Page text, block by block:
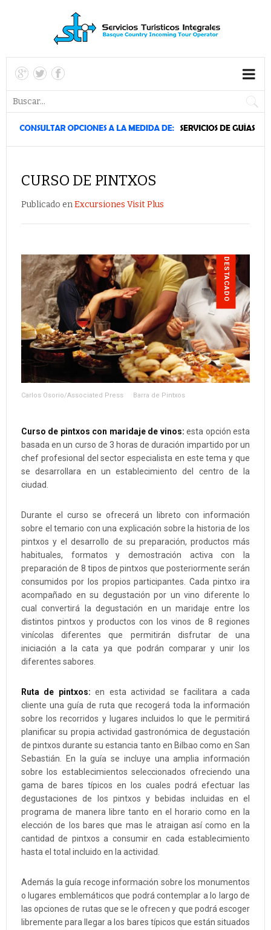
CURSO DE PINTXOS
Publicado enExcursiones Visit Plus
DESTACADO
Carlos Osorio/Associated Press Barra de Pintxos
Curso de pintxos con maridaje de vinos: esta opción esta
basada en un curso de 3 horas de duración impartido por un
chef profesional del sector especialista en este tema y que
se desarrollara en un establecimiento del centro de la
ciudad.
Durante el curso se ofrecerá un libreto con información
sobre el temario con una explicación sobre la historia de los
pintxos y el desarrollo de su preparación, productos más
habituales, formatos y demostración activa con la
preparación de 8 tipos de pintxos que posteriormente serán
consumidos por los propios participantes. Cada pintxo ira
acompañado en su degustación por un vino diferente lo
cual convertirá la degustación en un maridaje entre los
distintos pintxos y productos con los vinos de 8 regiones
vinícolas diferentes que permitirán disfrutar de una
iniciación a la cata ya que podrán comparar y unir los
diferentes sabores.
Ruta de pintxos: en esta actividad se facilitara a cada
cliente una guía de ruta que recogerá toda la información
sobre los recorridos y lugares incluidos lo que le permitirá
planificar su propia actividad gastronómica de degustación
de pintxos durante su estancia tanto en Bilbao como en San
Sebastián. En la guía se incluye una amplia información
sobre los establecimientos seleccionados ofreciendo una
gama de bares típicos en los cuales podrá efectuar las
degustaciones de los pintxos y bebidas incluidas en el
programa de manera libre tanto en el horario como en la
elección de los bares que mas le atraigan así como en la
cantidad de pintxos a consumir en cada establecimiento
hasta el total incluido en la actividad.
Además la guía recoge información sobre los monumentos
o lugares emblemáticos que podrá contemplar a lo largo de
las opciones de rutas que se le ofrecen y que podrá escoger
libremente para llegar a los bares típicos que están situados